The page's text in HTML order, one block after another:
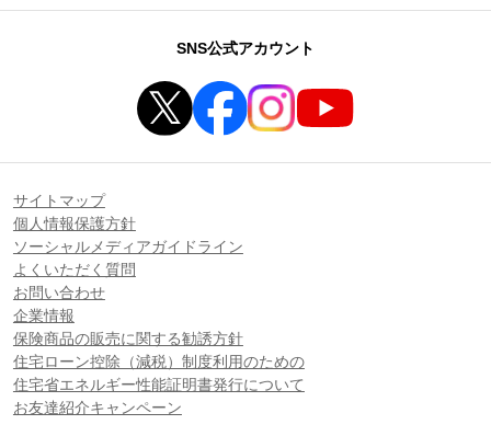
SNS公式アカウント
サイトマップ
個人情報保護方針
ソーシャルメディアガイドライン
よくいただく質問
お問い合わせ
企業情報
保険商品の販売に関する勧誘方針
住宅ローン控除（減税）制度利用のための
住宅省エネルギー性能証明書発行について
お友達紹介キャンペーン